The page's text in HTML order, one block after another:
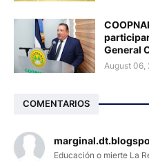
General
August 06,
COMENTARIOS
Educación o mierte La